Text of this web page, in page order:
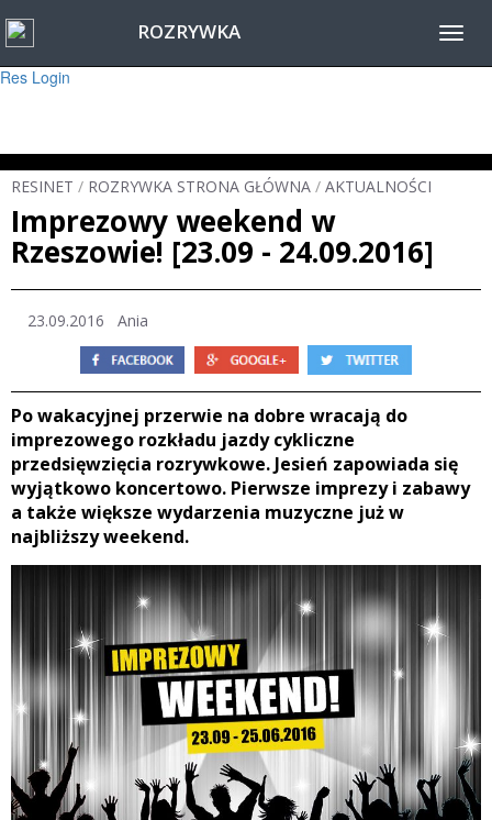
Warning
: session_start(): Failed to read session data: user (path: ) in
Res Login
ROZRYWKA
RESINET / ROZRYWKA STRONA GŁÓWNA / AKTUALNOŚCI
Imprezowy weekend w
Rzeszowie! [23.09 - 24.09.2016]
23.09.2016 Ania
Po wakacyjnej przerwie na dobre wracają do
imprezowego rozkładu jazdy cykliczne
przedsięwzięcia rozrywkowe. Jesień zapowiada się
wyjątkowo koncertowo. Pierwsze imprezy i zabawy
a także większe wydarzenia muzyczne już w
najbliższy weekend.